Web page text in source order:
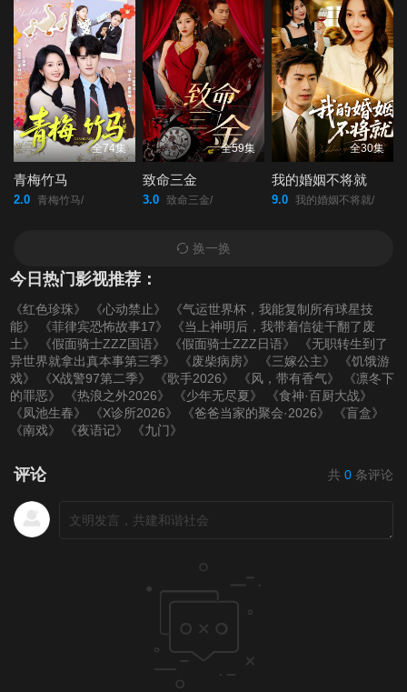
52 53 54
55 56 57
58 59 60
61 62 63
64 66
70 71 72
73 74 75
76 77
全74集
青梅竹马
2.0 青梅竹马/
全59集
致命三金
3.0 致命三金/
全30集
我的婚姻不将就
9.0 我的婚姻不将就/
换一换
今日热门影视推荐：
《红色珍珠》 《心动禁止》
《气运世界杯，我能复制所有球星技
能》
《菲律宾恐怖故事17》
《当上神明后，我带着信徒干翻了废
土》
《假面骑士ZZZ国语》 《假面骑士ZZZ日语》
《无职转生到了
异世界就拿出真本事第三季》
《废柴病房》 《三嫁公主》
《饥饿游
戏》
《X战警97第二季》 《歌手2026》 《风，带有香气》
《凛冬下
的罪恶》
《热浪之外2026》 《少年无尽夏》
《食神·百厨大战》
《凤池生春》
《X诊所2026》 《爸爸当家的聚会·2026》
《盲盒》
《南戏》
《夜语记》 《九门》
评论 共 0 条评论